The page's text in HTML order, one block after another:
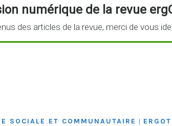
numérique de la revue
des articles de la revue, merci de vous
SOCIALE ET COMMUNAUTAIRE |